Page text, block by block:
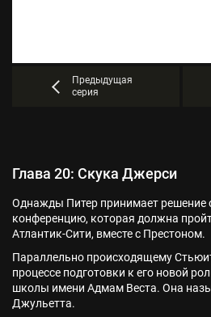
Предыдущая
серия
Глава 20: Скука Джерси
Однажды Питер принимает решение
конференцию, которая должна
Атлантик-Сити, вместе с Престоном.
Параллельно происходящему
процессе подготовки к его новой
школы имени Адмам Веста. Она
Джульетта.